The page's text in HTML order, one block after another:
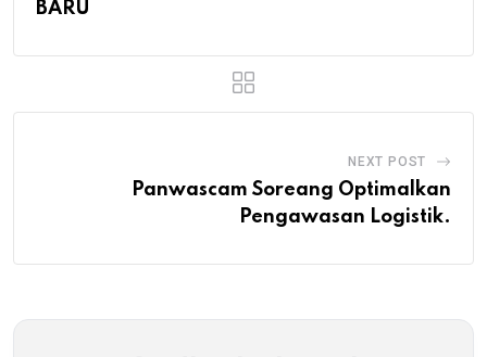
BARU
NEXT POST
Panwascam Soreang Optimalkan
Pengawasan Logistik.